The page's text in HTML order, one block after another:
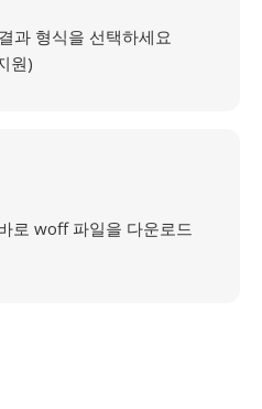
과 형식을 선택하세요
원)
로 woff 파일을 다운로드